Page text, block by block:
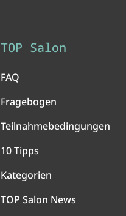
TOP Salon
FAQ
Fragebogen
Teilnahmebedingungen
10 Tipps
Kategorien
TOP Salon News